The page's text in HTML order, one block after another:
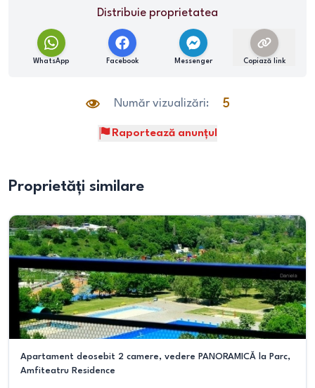
Distribuie proprietatea
WhatsApp Facebook Messenger Copiază link
Număr vizualizări: 5
Raportează anunțul
Proprietăți similare
Apartament deosebit 2 camere, vedere PANORAMICĂ la Parc,
Amfiteatru Residence